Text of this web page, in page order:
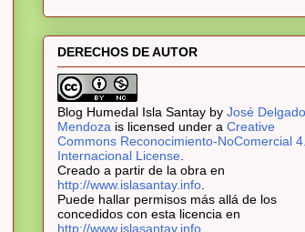
DERECHOS DE AUTOR
Blog Humedal Isla Santay by José Delgado
Mendoza is licensed under a Creative
Commons Reconocimiento-NoComercial
Internacional License
Creado a partir de la obra en
http://www.islasantay.info
Puede hallar permisos más allá de los
concedidos con esta licencia en
http://www.islasantay.info